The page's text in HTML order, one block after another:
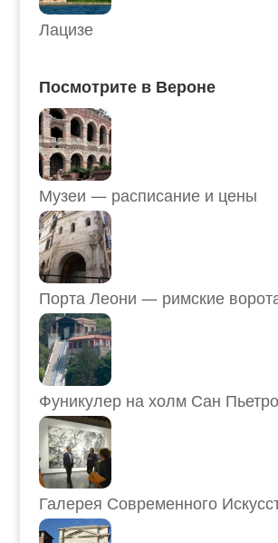
Лацизе
Посмотрите в Вероне
Музеи — расписание и цены
Порта Леони — римские
Фуникулер на холм Сан Пьетро
Галерея Современного